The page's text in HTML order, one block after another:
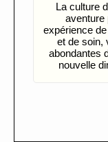
La culture
aventure
expérience
et de soin,
abondantes
nouvelle